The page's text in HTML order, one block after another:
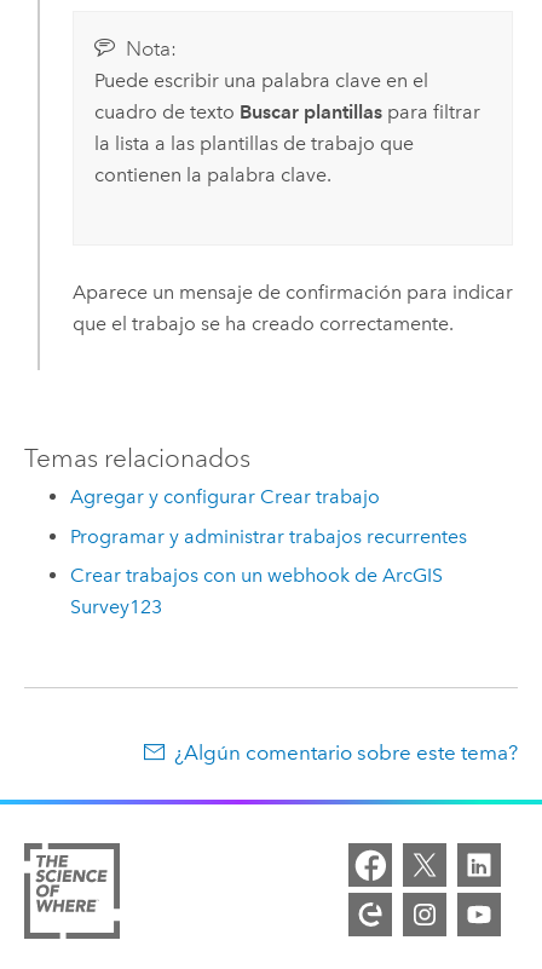
Nota:
Puede escribir una palabra clave en el
cuadro de texto Buscar plantillaspara filtrar
la lista a las plantillas de trabajo que
contienen la palabra clave.
Aparece un mensaje de confirmación para indicar
que el trabajo se ha creado correctamente.
Temas relacionados
Agregar y configurar Crear trabajo
Programar y administrar trabajos recurrentes
Crear trabajos con un webhook de ArcGIS
Survey123
¿Algún comentario sobre este tema?